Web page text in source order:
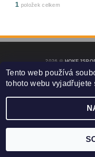
1 položek celkem
2026 ©
Tento web používá
tohoto webu